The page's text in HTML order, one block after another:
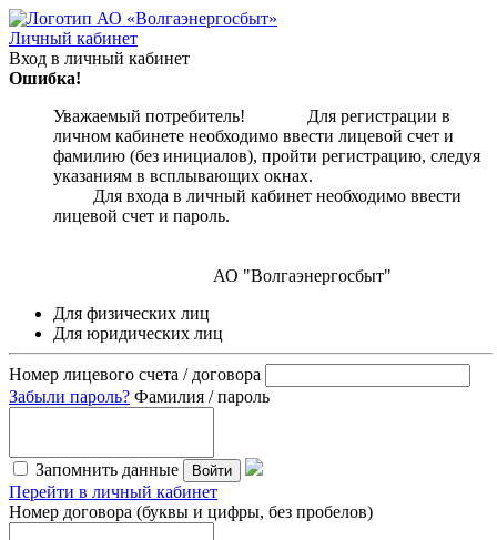
Личный кабинет
Вход в личный кабинет
Ошибка!
Уважаемый потребитель! Для регистрации в
личном кабинете необходимо ввести лицевой счет и
фамилию (без инициалов), пройти регистрацию, следуя
указаниям в всплывающих окнах.
Для входа в личный кабинет необходимо ввести
лицевой счет и пароль.
АО "Волгаэнергосбыт"
Для физических лиц
Для юридических лиц
Номер лицевого счета / договора
Забыли пароль? Фамилия / пароль
Запомнить данные Войти
Перейти в личный кабинет
Номер договора (буквы и цифры, без пробелов)